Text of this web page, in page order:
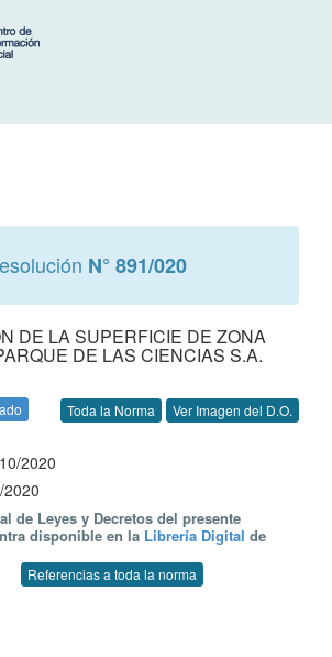
N° 891/020
DE LA SUPERFICIE DE ZONA
DE LAS CIENCIAS S.A.
Toda la Norma Ver Imagen del D.O.
2020
de Leyes y Decretos del presente
disponible en la Librería Digital de
Referencias a toda la norma